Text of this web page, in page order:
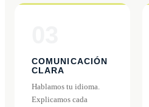
COMUNICACIÓN
CLARA
Hablamos tu idioma.
Explicamos cada